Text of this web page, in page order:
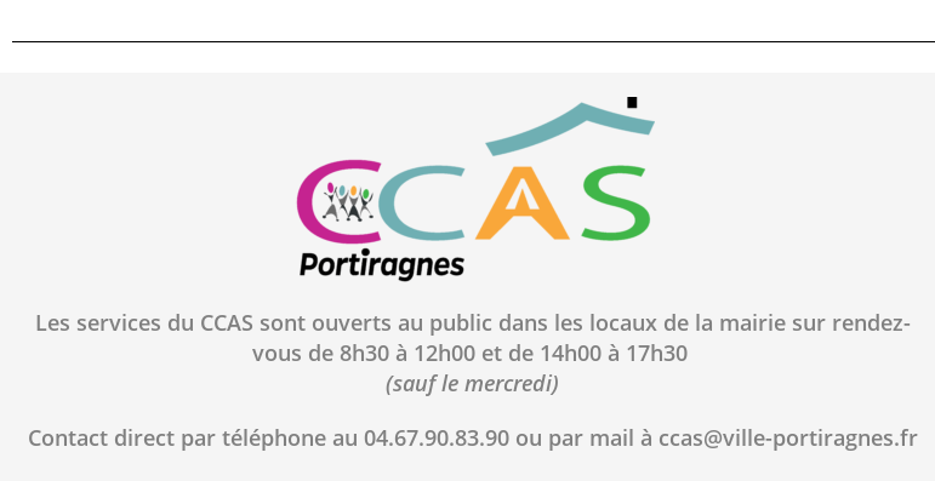
Les services du CCAS sont ouverts au public dans les locaux de la mairie sur rendez-
vous de 8h30 à 12h00 et de 14h00 à 17h30
(sauflemercredi)
Contact direct par téléphone au 04.67.90.83.90 ou par mail à ccas@ville-portiragnes.fr